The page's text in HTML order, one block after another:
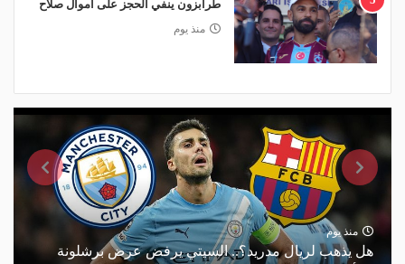
طرابزون ينفي الحجز على أموال صلاح
منذ يوم
منذ يوم
هل يذهب لريال مدريد؟.. السيتي يرفض عرض برشلونة